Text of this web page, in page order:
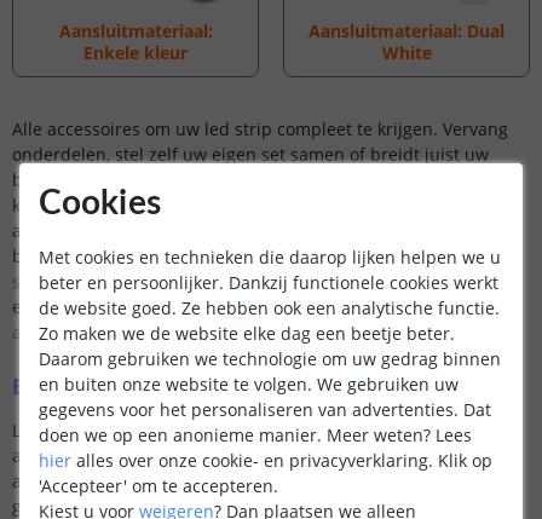
Aansluitmateriaal:
Enkele kleur
Aansluitmateriaal: Dual
White
Alle accessoires om uw led strip compleet te krijgen. Vervang
onderdelen, stel zelf uw eigen set samen of breidt juist uw
bestaande led strip uit met nieuwe accessoires. Accessoires
komen in alle vormen en maten. Bij de aanschaf van een
accessoire is het belangrijk om goed te kijken of deze ook past
bij uw led strip. Zo zijn veelaansluitmaterialen voor witte led
stripsniet geschikt voor onzelosse RGBWofRGBWW led strips
en andersom. Ook kunt u geen RGBWWofRGBW
afstandsbedieninggebruiken voor een witte led strip.
Breed assortiment ledstrip accessoires
LedstripKoning biedt een divers en breed assortiment aan
accessoires aan. Onder led strip accessoires verstaan we niet
alleen de producten om uw led strip te ‘versieren’ of uw
gebruiksgemak te verbeteren, maar ook diverse
Cookies
Met cookies en technieken die daarop lijken helpen we u
beter en persoonlijker. Dankzij functionele cookies werkt
de website goed. Ze hebben ook een analytische functie.
Zo maken we de website elke dag een beetje beter.
Daarom gebruiken we technologie om uw gedrag binnen
en buiten onze website te volgen. We gebruiken uw
gegevens voor het personaliseren van advertenties. Dat
doen we op een anonieme manier. Meer weten? Lees
hier alles over onze cookie- en privacyverklaring. Klik op
'Accepteer' om te accepteren.
Kiest u voor weigeren? Dan plaatsen we alleen